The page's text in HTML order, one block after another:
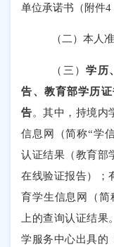
单位承诺书（附件4
（二）本人
（三）学历
告、教育部学历
告。其中，持境内
信息网（简称“学
认证结果（教育部
在线验证报告）；
育学生信息网（简
上的查询认证结
学服务中心出具的